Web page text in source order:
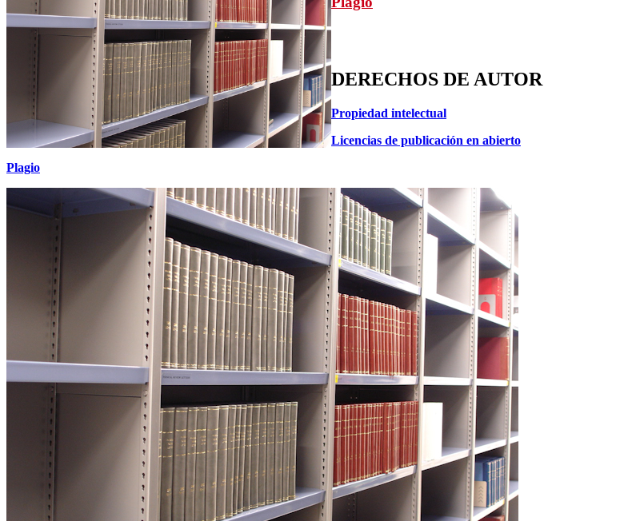
DERECHOS DE AUTOR
Propiedad intelectual
Licencias de publicación en abierto
Plagio